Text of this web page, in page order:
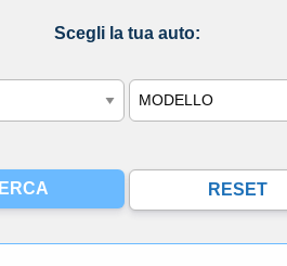
Scegli la tua auto:
Modello